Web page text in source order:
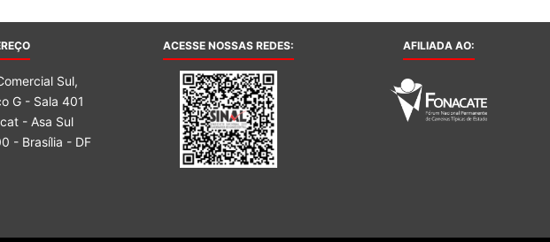
Sul,
G - Sala 401
- Asa Sul
- Brasília - DF
ACESSE NOSSAS REDES: AFILIADA AO: